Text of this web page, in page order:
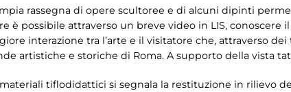
rassegna di opere scultoree e di alcuni dipinti
è possibile attraverso un breve video in LIS,
interazione tra l’arte e il visitatore che, attraverso
artistiche e storiche di Roma. A supporto della vista
tiflodidattici si segnala la restituzione in rilievo